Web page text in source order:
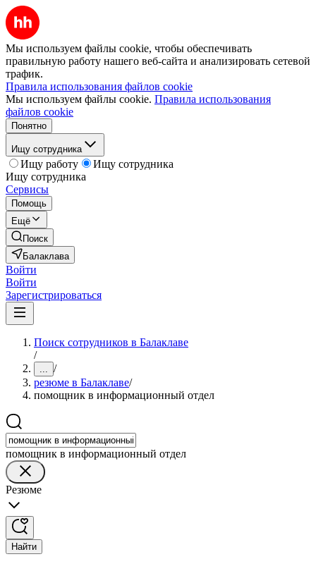
Мы используем файлы cookie, чтобы обеспечивать
правильную работу нашего веб-сайта и анализировать сетевой
трафик.
Правила использования файлов cookie
Мы используем файлы cookie. Правила использования
файлов cookie
Понятно
Ищу сотрудника
Ищу работу
Ищу сотрудника
Ищу сотрудника
Сервисы
Помощь
Ещё
Поиск
Балаклава
Войти
Войти
Зарегистрироваться
Поиск сотрудников в Балаклаве
/
... /
резюме в Балаклаве/
помощник в информационный отдел
помощник в информационный отдел
Резюме
Найти